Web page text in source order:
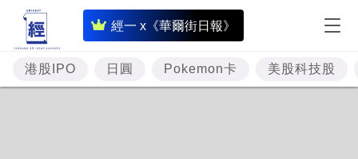
經一 x《華爾街日報》
即
時
財
經
港股IPO 日圓 Pokemon卡 美股科技股